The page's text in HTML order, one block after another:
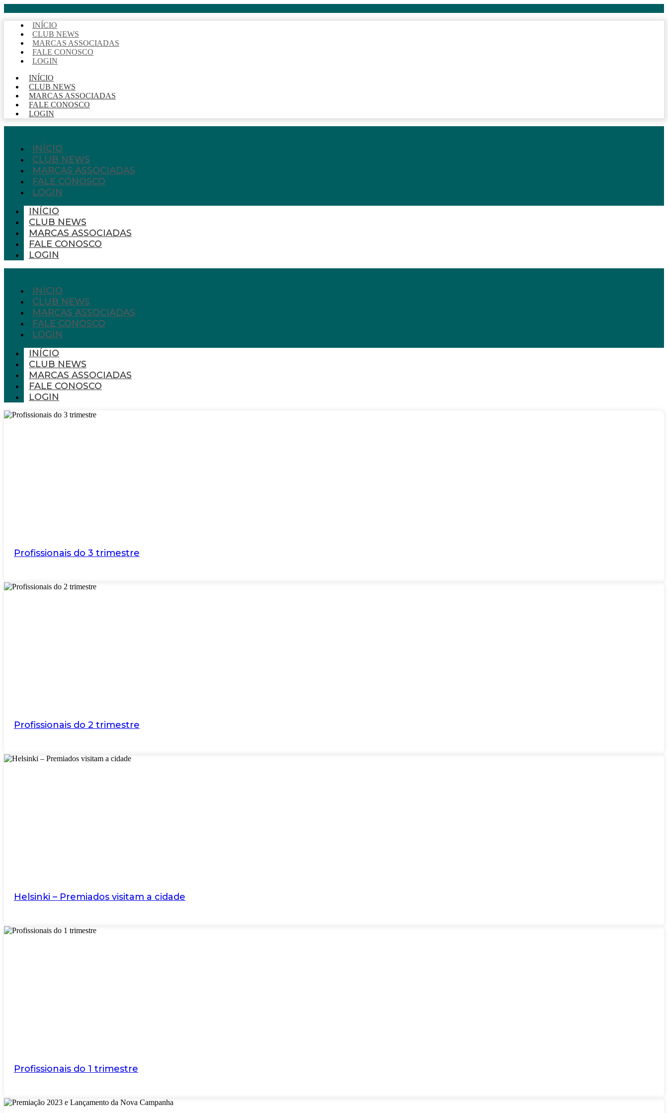
INÍCIO
CLUB NEWS
MARCAS ASSOCIADAS
FALE CONOSCO
LOGIN
INÍCIO
CLUB NEWS
MARCAS ASSOCIADAS
FALE CONOSCO
LOGIN
INÍCIO
CLUB NEWS
MARCAS ASSOCIADAS
FALE CONOSCO
LOGIN
INÍCIO
CLUB NEWS
MARCAS ASSOCIADAS
FALE CONOSCO
LOGIN
INÍCIO
CLUB NEWS
MARCAS ASSOCIADAS
FALE CONOSCO
LOGIN
INÍCIO
CLUB NEWS
MARCAS ASSOCIADAS
FALE CONOSCO
LOGIN
Profissionais do 3 trimestre
Profissionais do 2 trimestre
Helsinki – Premiados visitam a cidade
Profissionais do 1 trimestre